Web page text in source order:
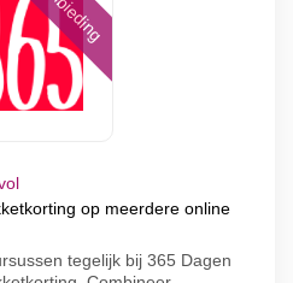
op meerdere online
tegelijk bij 365 Dagen